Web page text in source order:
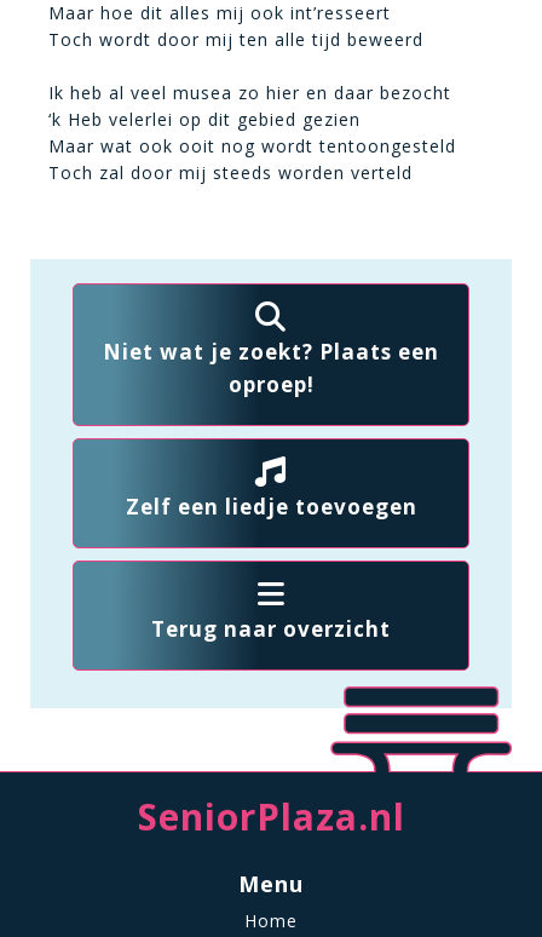
Maar hoe dit alles mij ook int’resseert
Toch wordt door mij ten alle tijd beweerd
Ik heb al veel musea zo hier en daar bezocht
‘k Heb velerlei op dit gebied gezien
Maar wat ook ooit nog wordt tentoongesteld
Toch zal door mij steeds worden verteld
Niet wat je zoekt? Plaats een
oproep!
Zelf een liedje toevoegen
Terug naar overzicht
SeniorPlaza.nl
Menu
Home